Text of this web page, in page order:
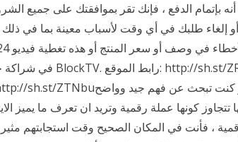
طلبك في أي وقت لأسباب معينة بما في ذلك
، فأنت في المكان الصحيح وقت استجابتهم